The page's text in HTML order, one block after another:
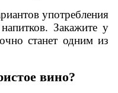
употребления
Закажите у
станет одним из
вино?